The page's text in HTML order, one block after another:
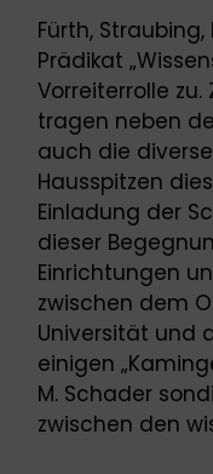
Fürth,
Prädikat
Vorreiterrolle
tragen neben
auch die
Hausspitzen
Einladung der
dieser
Einrichtungen
zwischen dem
Universität und
einigen
M. Schader
zwischen den